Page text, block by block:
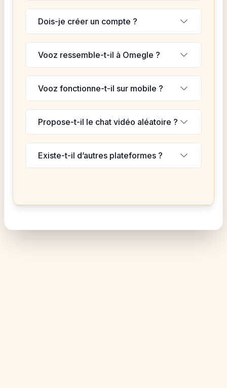
Dois-je créer un compte ?
Vooz ressemble-t-il à Omegle ?
Vooz fonctionne-t-il sur mobile ?
Propose-t-il le chat vidéo aléatoire ?
Existe-t-il d’autres plateformes ?